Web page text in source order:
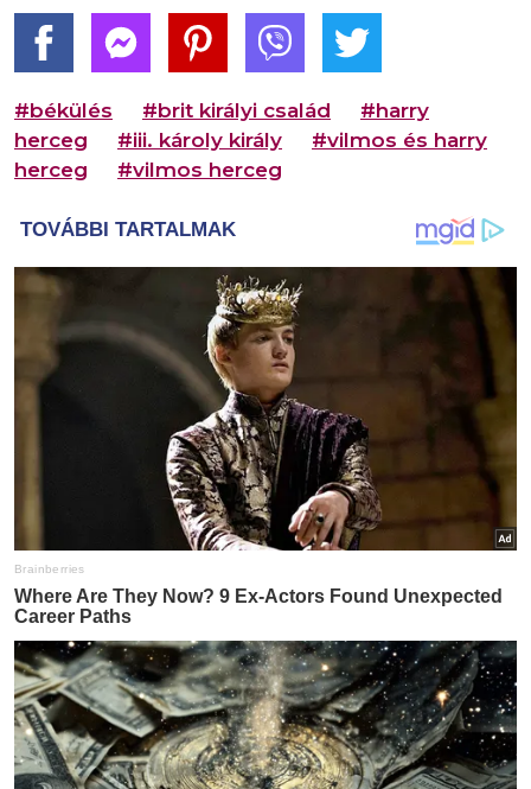
#békülés #brit királyi család
#harry
herceg
#iii. károly király
#vilmos és harry
herceg
#vilmos herceg